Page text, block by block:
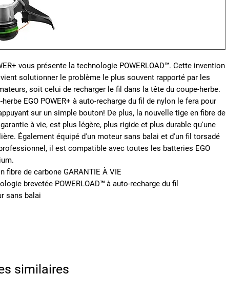
vous présente la technologie POWERLOAD™. Cette invention
solutionner le problème le plus souvent rapporté par les
soit celui de recharger le fil dans la tête du coupe-herbe.
herbe EGO POWER+ à auto-recharge du fil de nylon le fera pour
sur un simple bouton! De plus, la nouvelle tige en fibre de
à vie, est plus légère, plus rigide et plus durable qu'une
Également équipé d'un moteur sans balai et d'un fil torsadé
il est compatible avec toutes les batteries EGO
fibre de carbone GARANTIE À VIE
brevetée POWERLOAD™ à auto-recharge du fil
sans balai
similaires